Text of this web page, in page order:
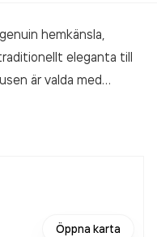
hemkänsla,
eleganta till
är valda med
bygger även efter er
Öppna karta